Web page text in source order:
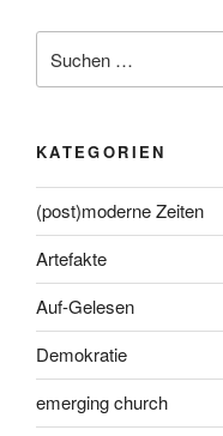
nach:
KATEGORIEN
(post)moderne Zeiten
Artefakte
Auf-Gelesen
Demokratie
emerging church